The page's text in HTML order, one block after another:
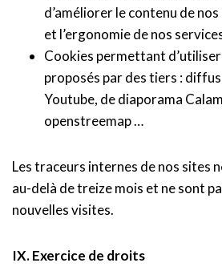
d’améliorer le contenu de
et l’ergonomie de nos
Cookies permettant
proposés par des tiers :
Youtube, de diaporama
openstreemap …
Les traceurs internes de nos sites
au-delà de treize mois et ne sont
nouvelles visites.
IX. Exercice de droits